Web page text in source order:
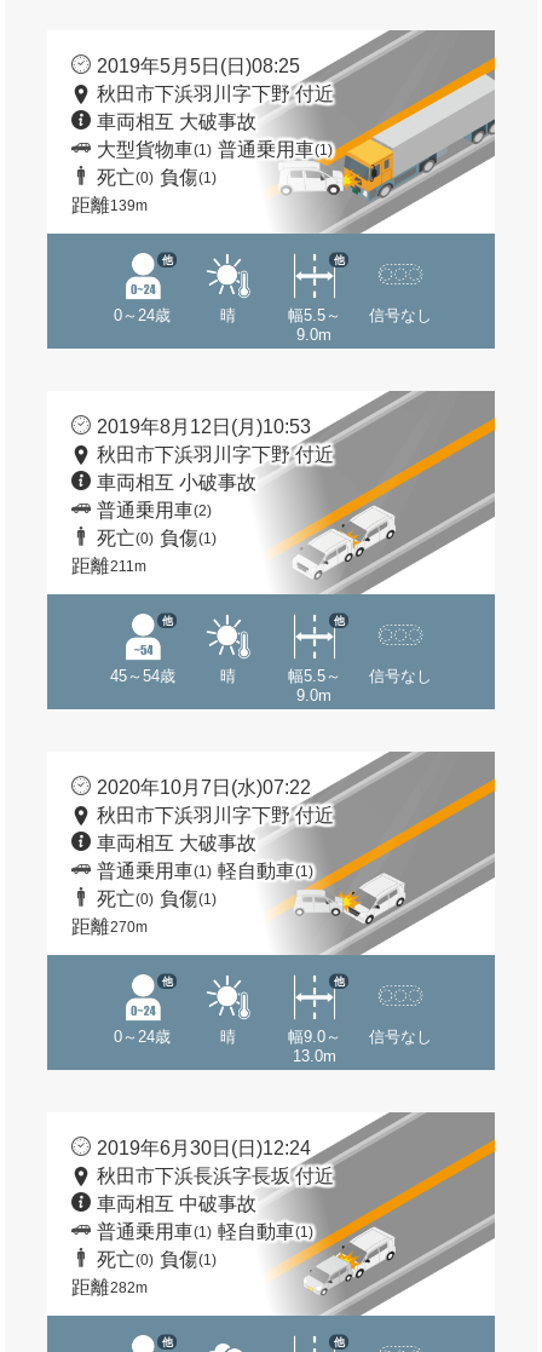
2019年5月5日(日)08:25
秋田市下浜羽川字下野 付近
車両相互 大破事故
大型貨物車(1) 普通乗用車(1)
死亡(0) 負傷(1)
距離139m
0～24歳
他
晴
幅5.5～
9.0m
他
信号なし
2019年8月12日(月)10:53
秋田市下浜羽川字下野 付近
車両相互 小破事故
普通乗用車(2)
死亡(0) 負傷(1)
距離211m
45～54歳
他
晴
幅5.5～
9.0m
他
信号なし
2020年10月7日(水)07:22
秋田市下浜羽川字下野 付近
車両相互 大破事故
普通乗用車(1) 軽自動車(1)
死亡(0) 負傷(1)
距離270m
0～24歳
他
晴
幅9.0～
13.0m
他
信号なし
2019年6月30日(日)12:24
秋田市下浜長浜字長坂 付近
車両相互 中破事故
普通乗用車(1) 軽自動車(1)
死亡(0) 負傷(1)
距離282m
他 他